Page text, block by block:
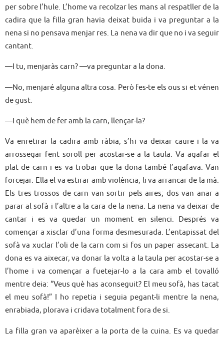
per sobre l’hule. L’home va recolzar les mans al respatller de la
cadira que la filla gran havia deixat buida i va preguntar a la
nena si no pensava menjar res. La nena va dir que no i va seguir
cantant.
—I tu, menjaràs carn? —va preguntar a la dona.
—No, menjaré alguna altra cosa. Però fes-te els ous si et vénen
de gust.
—I què hem de fer amb la carn, llençar-la?
Va enretirar la cadira amb ràbia, s’hi va deixar caure i la va
arrossegar fent soroll per acostar-se a la taula. Va agafar el
plat de carn i es va trobar que la dona també l’agafava. Van
forcejar. Ella el va estirar amb violència, li va arrancar de la mà.
Els tres trossos de carn van sortir pels aires; dos van anar a
parar al sofà i l’altre a la cara de la nena. La nena va deixar de
cantar i es va quedar un moment en silenci. Després va
començar a xisclar d’una forma desmesurada. L’entapissat del
sofà va xuclar l’oli de la carn com si fos un paper assecant. La
dona es va aixecar, va donar la volta a la taula per acostar-se a
l’home i va començar a fuetejar-lo a la cara amb el tovalló
mentre deia: “Veus què has aconseguit? El meu sofà, has tacat
el meu sofà!” I ho repetia i seguia pegant-li mentre la nena,
enrabiada, plorava i cridava totalment fora de si.
La filla gran va aparèixer a la porta de la cuina. Es va quedar